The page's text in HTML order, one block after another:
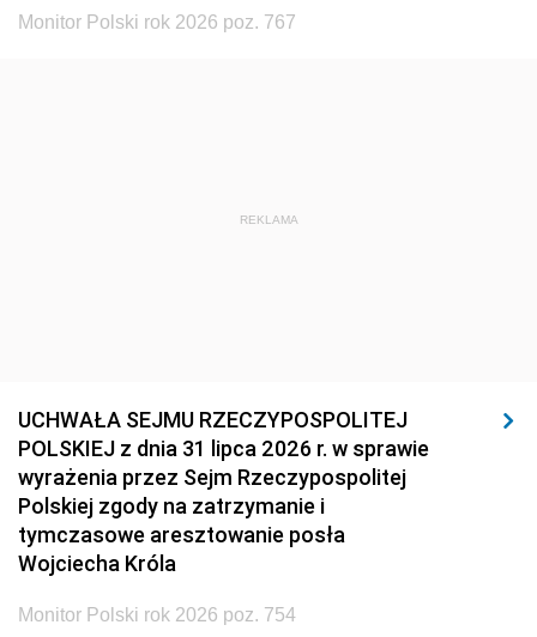
Monitor Polski rok 2026 poz. 767
REKLAMA
UCHWAŁA SEJMU RZECZYPOSPOLITEJ
POLSKIEJ z dnia 31 lipca 2026 r. w sprawie
wyrażenia przez Sejm Rzeczypospolitej
Polskiej zgody na zatrzymanie i
tymczasowe aresztowanie posła
Wojciecha Króla
Monitor Polski rok 2026 poz. 754